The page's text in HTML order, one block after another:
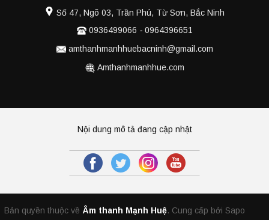
Số 47, Ngõ 03, Trần Phú, Từ Sơn, Bắc Ninh
0936499066 - 0964396651
amthanhmanhhuebacninh@gmail.com
Amthanhmanhhue.com
Nội dung mô tả đang cập nhật
Bản quyền thuộc về Âm thanh Mạnh Huệ. Cung cấp bởi Sapo